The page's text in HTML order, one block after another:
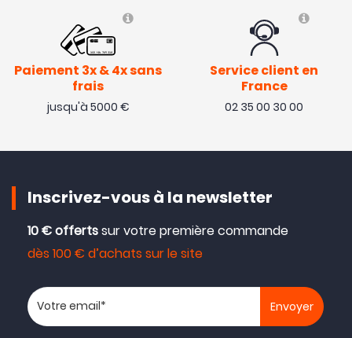
Paiement 3x & 4x sans
frais
jusqu'à 5000 €
Service client en
France
02 35 00 30 00
Inscrivez-vous à la newsletter
10 € offertssur votre première commande
dès 100 € d’achats sur le site
Votre adresse email